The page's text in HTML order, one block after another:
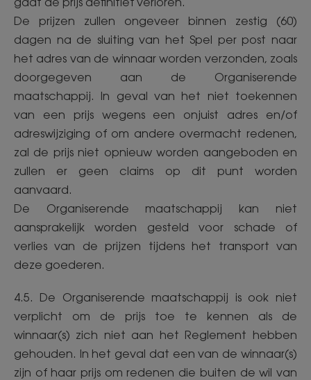
De prijzen zullen ongeveer binnen zestig (60)
dagen na de sluiting van het Spel per post naar
het adres van de winnaar worden verzonden, zoals
doorgegeven aan de Organiserende
maatschappij. In geval van het niet toekennen
van een prijs wegens een onjuist adres en/of
adreswijziging of om andere overmacht redenen,
zal de prijs niet opnieuw worden aangeboden en
zullen er geen claims op dit punt worden
aanvaard.
De Organiserende maatschappij kan niet
aansprakelijk worden gesteld voor schade of
verlies van de prijzen tijdens het transport van
deze goederen.
4.5. De Organiserende maatschappij is ook niet
verplicht om de prijs toe te kennen als de
winnaar(s) zich niet aan het Reglement hebben
gehouden. In het geval dat een van de winnaar(s)
zijn of haar prijs om redenen die buiten de wil van